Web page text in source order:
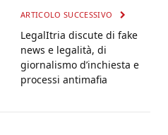
ARTICOLO SUCCESSIVO
LegalItria discute di fake
news e legalità, di
giornalismo d’inchiesta e
processi antimafia